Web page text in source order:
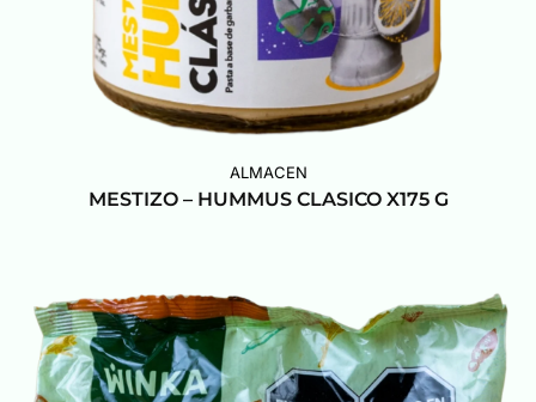
ALMACEN
MESTIZO – HUMMUS CLASICO X175 G